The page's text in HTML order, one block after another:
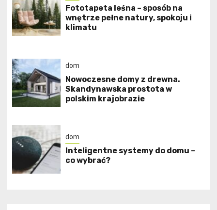
​Fototapeta leśna – sposób na
wnętrze pełne natury, spokoju i
klimatu
dom
Nowoczesne domy z drewna.
Skandynawska prostota w
polskim krajobrazie
dom
Inteligentne systemy do domu –
co wybrać?